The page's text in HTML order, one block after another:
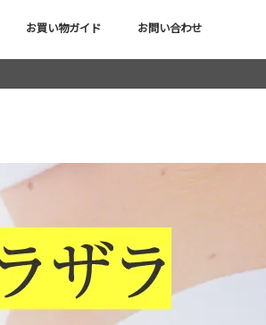
お買い物ガイド お問い合わせ